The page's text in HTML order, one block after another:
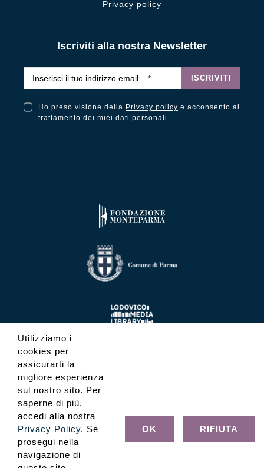
Privacy policy
Iscriviti alla nostra Newsletter
ISCRIVITI
Ho preso visione della Privacy policy e acconsento al
trattamento dei miei dati personali
Utilizziamo i
cookies per
assicurarti la
migliore esperienza
sul nostro sito. Per
saperne di più,
accedi alla nostra
Privacy Policy. Se
prosegui nella
navigazione di
OK RIFIUTA